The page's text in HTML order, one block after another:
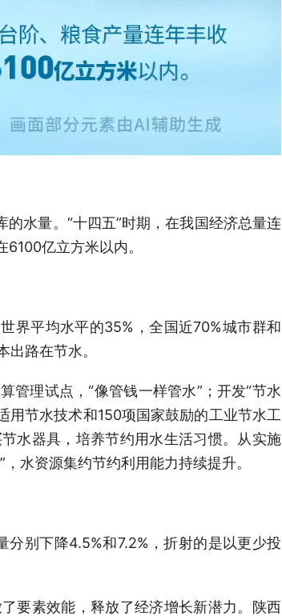
水量。“十四五”时期，在我国经济总量连
亿立方米以内。
界平均水平的35%，全国近70%城市群和
路在节水。
管理试点，“像管钱一样管水”；开发“节水
用节水技术和150项国家鼓励的工业节水工
水器具，培养节约用水生活习惯。从实施
水资源集约节约利用能力持续提升。
别下降4.5%和7.2%，折射的是以更少投
要素效能，释放了经济增长新潜力。陕西